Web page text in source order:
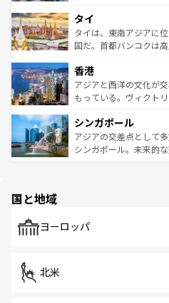
リティに包まれながら
わっ
覧を参照してほしい。
急速な発展と共に伝統
ーチミン市のフランス
醸し出している。また
とつ。フォーやバイン
ひ現地で味わいたい。
が旅行者を迎えてくれ
参照してほしい。
タイ
タイは、東南アジアに
国だ。首都バンコクは
の活気が交差している
帯で自然と触れ合い、
いビーチでリゾート気
激する。気候は一年中
が待っている。親しみ
た文化、そして多様な
香港
アジアと西洋の文化が
もっている。ヴィクト
み、どこを訪れても感
ており、効率よく見ど
うな絶景から文化的な
シンガポール
アジアの交差点として
シンガポール。未来的
で、ホーカーズは地元
国と地域
ヨーロッパ
北米